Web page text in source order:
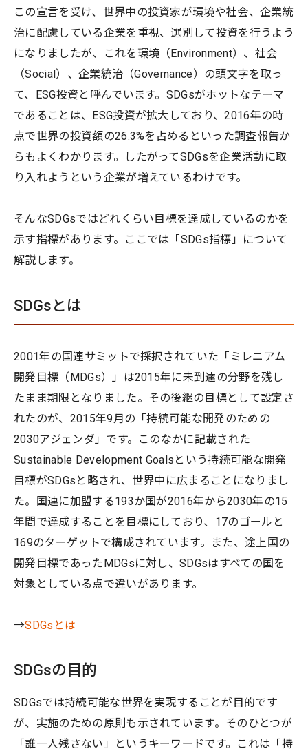
この宣言を受け、世界中の投資家が環境や社会、企業統
治に配慮している企業を重視、選別して投資を行うよう
になりましたが、これを環境（Environment）、社会
（Social）、企業統治（Governance）の頭文字を取っ
て、ESG投資と呼んでいます。SDGsがホットなテーマ
であることは、ESG投資が拡大しており、2016年の時
点で世界の投資額の26.3%を占めるといった調査報告か
らもよくわかります。したがってSDGsを企業活動に取
り入れようという企業が増えているわけです。
そんなSDGsではどれくらい目標を達成しているのかを
示す指標があります。ここでは「SDGs指標」について
解説します。
SDGsとは
2001年の国連サミットで採択されていた「ミレニアム
開発目標（MDGs）」は2015年に未到達の分野を残し
たまま期限となりました。その後継の目標として設定さ
れたのが、2015年9月の「持続可能な開発のための
2030アジェンダ」です。このなかに記載された
Sustainable Development Goalsという持続可能な開発
目標がSDGsと略され、世界中に広まることになりまし
た。国連に加盟する193か国が2016年から2030年の15
年間で達成することを目標にしており、17のゴールと
169のターゲットで構成されています。また、途上国の
開発目標であったMDGsに対し、SDGsはすべての国を
対象としている点で違いがあります。
→SDGsとは
SDGsの目的
SDGsでは持続可能な世界を実現することが目的です
が、実施のための原則も示されています。そのひとつが
「誰一人残さない」というキーワードです。これは「持